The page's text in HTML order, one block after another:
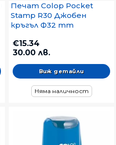
Печат Colop Pocket
Stamp R30 Джобен
кръгъл Ф32 mm
€15.34
30.00 лв.
Виж детайли
Няма наличност